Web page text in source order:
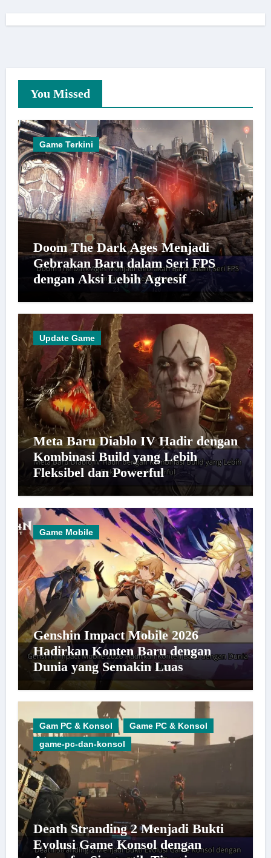
You Missed
Game Terkini
Doom The Dark Ages Menjadi
Gebrakan Baru dalam Seri FPS
dengan Aksi Lebih Agresif
Update Game
Meta Baru Diablo IV Hadir dengan
Kombinasi Build yang Lebih
Fleksibel dan Powerful
Game Mobile
Genshin Impact Mobile 2026
Hadirkan Konten Baru dengan
Dunia yang Semakin Luas
Gam PC & Konsol
Game PC & Konsol
game-pc-dan-konsol
Death Stranding 2 Menjadi Bukti
Evolusi Game Konsol dengan